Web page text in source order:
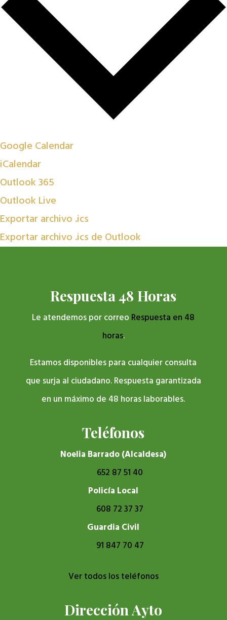
Google Calendar
iCalendar
Outlook 365
Outlook Live
Exportar archivo .ics
Exportar archivo .ics de Outlook
Respuesta 48 Horas
Le atendemos por correo Respuesta en 48
horas.
Estamos disponibles para cualquier consulta
que surja al ciudadano. Respuesta garantizada
en un máximo de 48 horas laborables.
Teléfonos
Noelia Barrado (Alcaldesa)
652 87 51 40
Policía Local
608 72 37 37
Guardia Civil
91 847 70 47
Ver todos los teléfonos
Dirección Ayto